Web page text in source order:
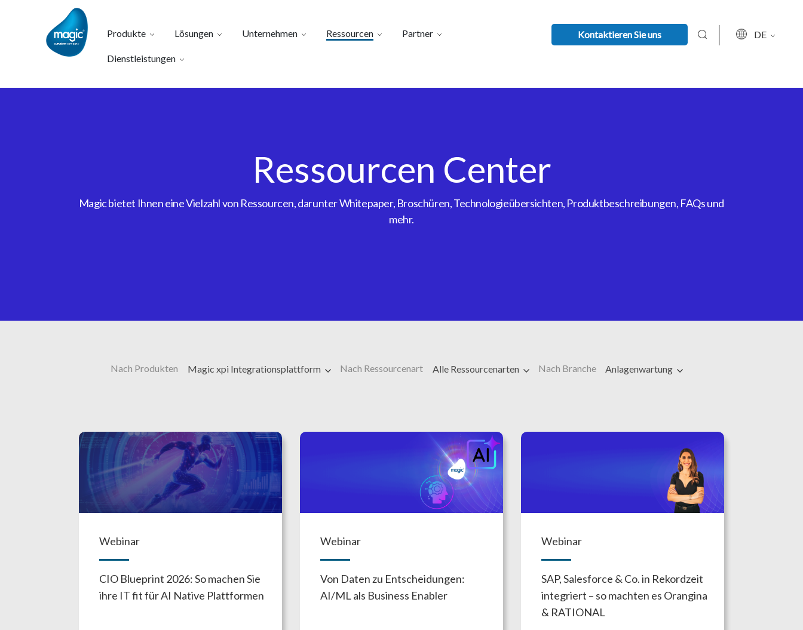
Produkte Lösungen Unternehmen Ressourcen Partner
Dienstleistungen
Kontaktieren Sie uns DE
Ressourcen Center
Magic bietet Ihnen eine Vielzahl von Ressourcen, darunter Whitepaper, Broschüren, Technologieübersichten, Produktbeschreibungen, FAQs und
mehr.
Nach Produkten Magic xpi Integrationsplattform Nach Ressourcenart Alle Ressourcenarten Nach Branche Anlagenwartung
Webinar
CIO Blueprint 2026: So machen Sie
ihre IT fit für AI Native Plattformen
Webinar
Von Daten zu Entscheidungen:
AI/ML als Business Enabler
Webinar
SAP, Salesforce & Co. in Rekordzeit
integriert – so machten es Orangina
& RATIONAL